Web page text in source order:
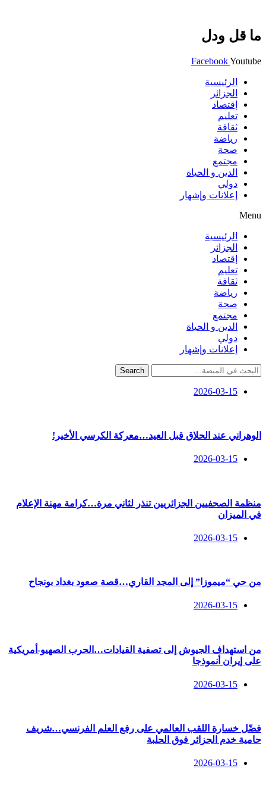
ما قل ودل
FacebookYoutube
الرئيسية
الجزائر
إقتصاد
تعليم
ثقافة
رياضة
صحة
مجتمع
الدين و الحياة
دولي
إعلانات وإشهار
Menu
الرئيسية
الجزائر
إقتصاد
تعليم
ثقافة
رياضة
صحة
مجتمع
الدين و الحياة
دولي
إعلانات وإشهار
Search
2026-03-15
الوهراني عند الحلاق قبل العيد…معركة الكرسي الأخير!
2026-03-15
منظمة الصحفيين الجزائريين تنذر لثاني مرة…كرامة مهنة الإعلام
في الميزان
2026-03-15
من حي “ميموزا” إلى المجد القاري…قصة صعود بغداد بونجاح
2026-03-15
من استهداف الجيوش إلى تصفية القيادات…الحرب الصهيو-أمريكية
على إيران أنموذجا
2026-03-15
فضّل خسارة اللقب العالمي على رفع العلم الفرنسي…شريف
حامية خدم الجزائر فوق الحلبة
2026-03-15